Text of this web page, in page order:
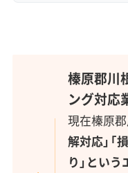
榛原郡川
ング対応
現在榛原
解対応」「
り」とい